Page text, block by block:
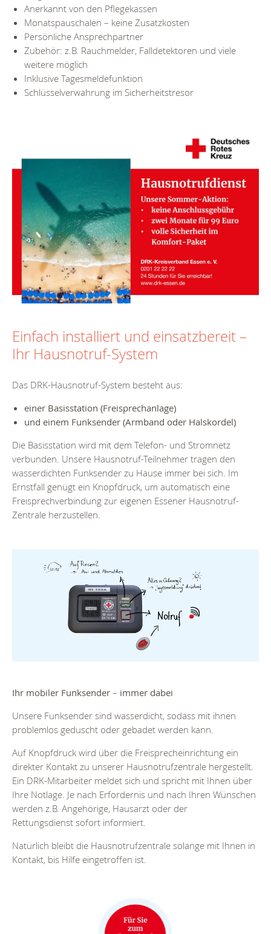
Anerkannt von den Pflegekassen
Monatspauschalen – keine Zusatzkosten
Persönliche Ansprechpartner
Zubehör: z.B. Rauchmelder, Falldetektoren und viele
weitere möglich
Inklusive Tagesmeldefunktion
Schlüsselverwahrung im Sicherheitstresor
Einfach installiert und einsatzbereit –
Ihr Hausnotruf-System
Das DRK-Hausnotruf-System besteht aus:
einer Basisstation (Freisprechanlage)
und einem Funksender (Armband oder Halskordel)
Die Basisstation wird mit dem Telefon- und Stromnetz
verbunden. Unsere Hausnotruf-Teilnehmer tragen den
wasserdichten Funksender zu Hause immer bei sich. Im
Ernstfall genügt ein Knopfdruck, um automatisch eine
Freisprechverbindung zur eigenen Essener Hausnotruf-
Zentrale herzustellen.
Ihr mobiler Funksender – immer dabei
Unsere Funksender sind wasserdicht, sodass mit ihnen
problemlos geduscht oder gebadet werden kann.
Auf Knopfdruck wird über die Freisprecheinrichtung ein
direkter Kontakt zu unserer Hausnotrufzentrale hergestellt.
Ein DRK-Mitarbeiter meldet sich und spricht mit Ihnen über
Ihre Notlage. Je nach Erfordernis und nach Ihren Wünschen
werden z.B. Angehörige, Hausarzt oder der
Rettungsdienst sofort informiert.
Natürlich bleibt die Hausnotrufzentrale solange mit Ihnen in
Kontakt, bis Hilfe eingetroffen ist.